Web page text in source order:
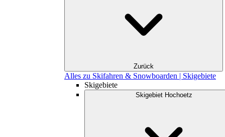
Zurück
Alles zu Skifahren & Snowboarden | Skigebiete
Skigebiete
Skigebiet Hochoetz